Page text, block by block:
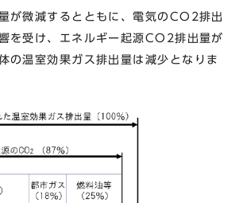
が微減するとともに、電気のCO 2排出
を受け、エネルギー起源CO 2排出量が
の温室効果ガス排出量は減少となりま